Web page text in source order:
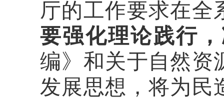
厅的工作要求在全
要强化理论践行
编》和关于自然资
发展思想，将为民